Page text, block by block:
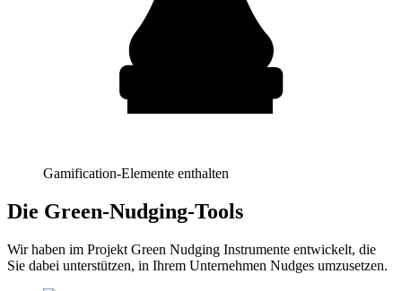
Gamification-Elemente enthalten
Die Green-Nudging-Tools
Wir haben im Projekt Green Nudging Instrumente entwickelt, die
Sie dabei unterstützen, in Ihrem Unternehmen Nudges umzusetzen.